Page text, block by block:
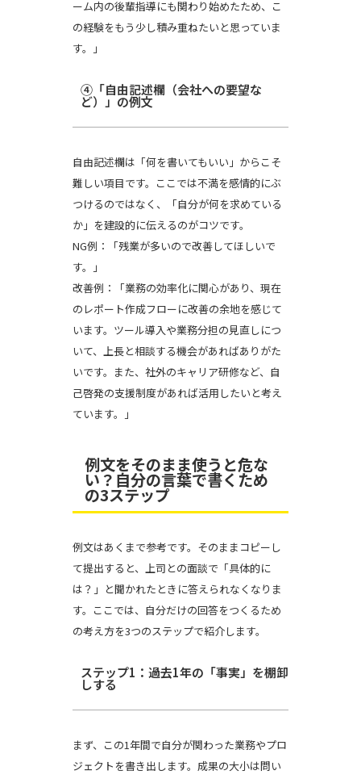
ーム内の後輩指導にも関わり始めたため、こ
の経験をもう少し積み重ねたいと思っていま
す。」
④「自由記述欄（会社への要望な
ど）」の例文
自由記述欄は「何を書いてもいい」からこそ
難しい項目です。ここでは不満を感情的にぶ
つけるのではなく、「自分が何を求めている
か」を建設的に伝えるのがコツです。
NG例：「残業が多いので改善してほしいで
す。」
改善例：「業務の効率化に関心があり、現在
のレポート作成フローに改善の余地を感じて
います。ツール導入や業務分担の見直しにつ
いて、上長と相談する機会があればありがた
いです。また、社外のキャリア研修など、自
己啓発の支援制度があれば活用したいと考え
ています。」
例文をそのまま使うと危な
い？自分の言葉で書くため
の3ステップ
例文はあくまで参考です。そのままコピーし
て提出すると、上司との面談で「具体的に
は？」と聞かれたときに答えられなくなりま
す。ここでは、自分だけの回答をつくるため
の考え方を3つのステップで紹介します。
ステップ1：過去1年の「事実」を棚卸
しする
まず、この1年間で自分が関わった業務やプロ
ジェクトを書き出します。成果の大小は問い